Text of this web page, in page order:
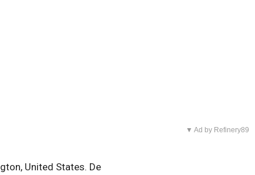
United States. De
▼ Ad by Refinery89